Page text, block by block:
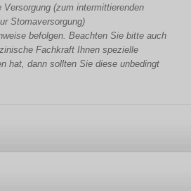
Versorgung (zum intermittierenden
Stomaversorgung)
befolgen. Beachten Sie bitte auch
Fachkraft Ihnen spezielle
hat, dann sollten Sie diese unbedingt